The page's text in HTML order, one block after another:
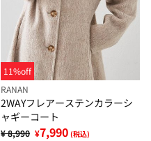
11%off
RANAN
2WAYフレアーステンカラーシ
ャギーコート
¥ 8,990 ¥7,990 (税込)